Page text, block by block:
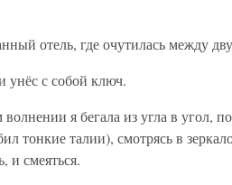
отель, где очутилась между
унёс с собой ключ.
я бегала из угла в угол,
тонкие талии), смотрясь в
и смеяться.